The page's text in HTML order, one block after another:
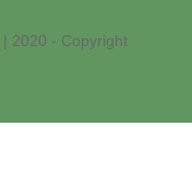
| 2020 - Copyright